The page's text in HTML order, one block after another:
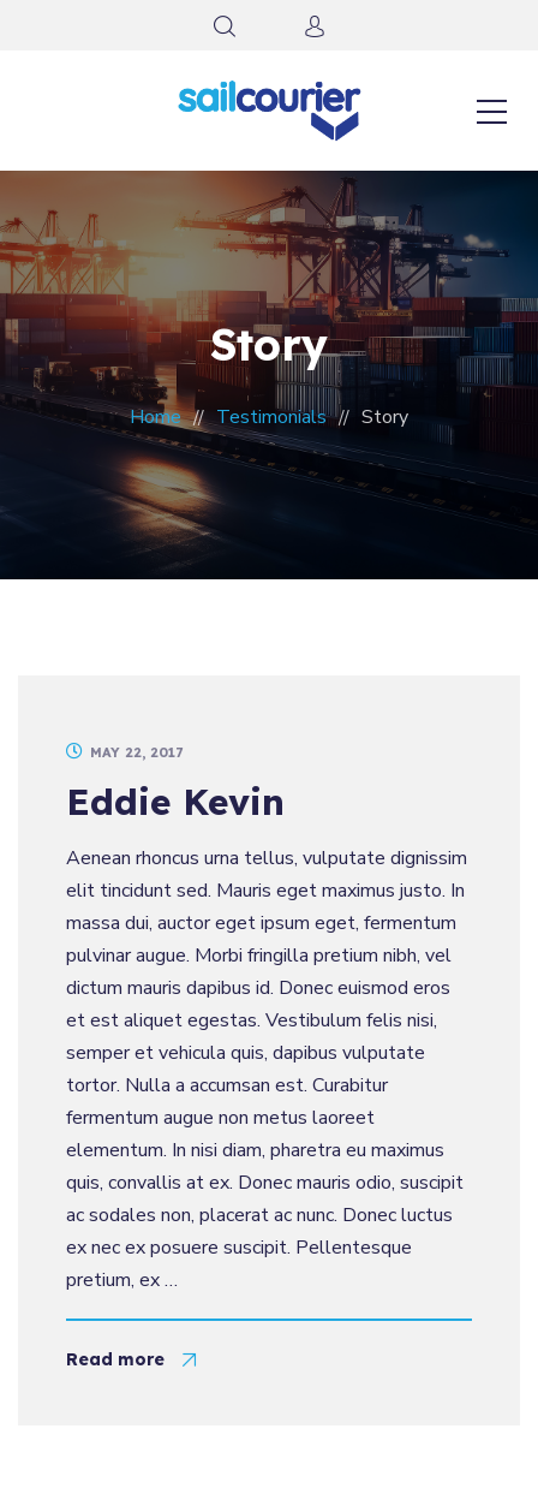
Story
Home Testimonials Story
MAY 22, 2017
Eddie Kevin
Aenean rhoncus urna tellus, vulputate dignissim
elit tincidunt sed. Mauris eget maximus justo. In
massa dui, auctor eget ipsum eget, fermentum
pulvinar augue. Morbi fringilla pretium nibh, vel
dictum mauris dapibus id. Donec euismod eros
et est aliquet egestas. Vestibulum felis nisi,
semper et vehicula quis, dapibus vulputate
tortor. Nulla a accumsan est. Curabitur
fermentum augue non metus laoreet
elementum. In nisi diam, pharetra eu maximus
quis, convallis at ex. Donec mauris odio, suscipit
ac sodales non, placerat ac nunc. Donec luctus
ex nec ex posuere suscipit. Pellentesque
pretium, ex …
Read more